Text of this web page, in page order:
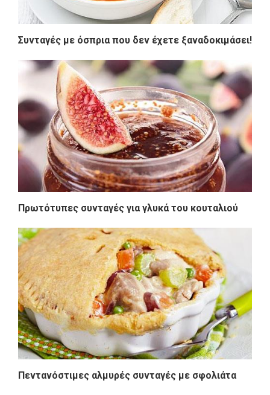
Συνταγές με όσπρια που δεν έχετε ξαναδοκιμάσει!
Πρωτότυπες συνταγές για γλυκά του κουταλιού
Πεντανόστιμες αλμυρές συνταγές με σφολιάτα